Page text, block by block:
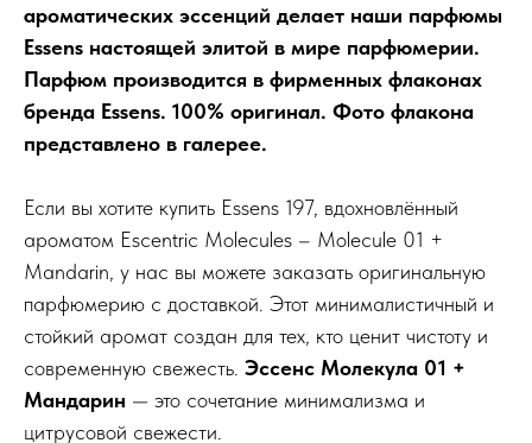
ароматических эссенций делает наши парфюмы
Essens настоящей элитой в мире парфюмерии.
Парфюм производится в фирменных флаконах
бренда Essens. 100% оригинал. Фото флакона
представлено в галерее.
Если вы хотите купить Essens 197, вдохновлённый
ароматом Escentric Molecules – Molecule 01 +
Mandarin, у нас вы можете заказать оригинальную
парфюмерию с доставкой. Этот минималистичный и
стойкий аромат создан для тех, кто ценит чистоту и
современную свежесть. Эссенс Молекула 01 +
Мандарин — это сочетание минимализма и
цитрусовой свежести.